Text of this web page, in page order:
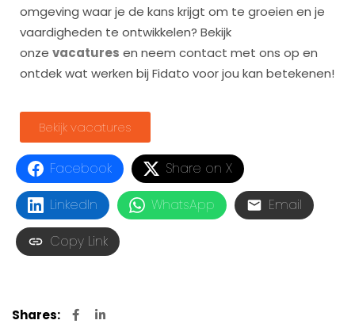
omgeving waar je de kans krijgt om te groeien en je
vaardigheden te ontwikkelen? Bekijk
onze vacatures en neem contact met ons op en
ontdek wat werken bij Fidato voor jou kan betekenen!
Bekijk vacatures
Facebook
Share on X
LinkedIn
WhatsApp
Email
Copy Link
Shares: